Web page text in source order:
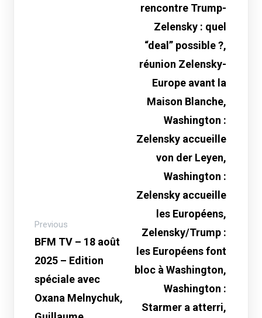
Previous
BFM TV – 18 août
2025 – Edition
spéciale avec
Oxana Melnychuk,
rencontre Trump-
Zelensky : quel
“deal” possible ?,
réunion Zelensky-
Europe avant la
Maison Blanche,
Washington :
Zelensky accueille
von der Leyen,
Washington :
Zelensky accueille
les Européens,
Zelensky/Trump :
les Européens font
bloc à Washington,
Washington :
Starmer a atterri,